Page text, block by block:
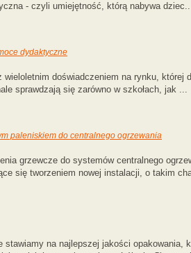
- czyli umiejętność, którą nabywa
dydaktyczne
wieloletnim doświadczeniem na rynku,
sprawdzają się zarówno w szkołach, jak ...
paleniskiem do centralnego ogrzewania
grzewcze do systemów centralnego
się tworzeniem nowej instalacji, o takim
stawiamy na najlepszej jakości opakowania,